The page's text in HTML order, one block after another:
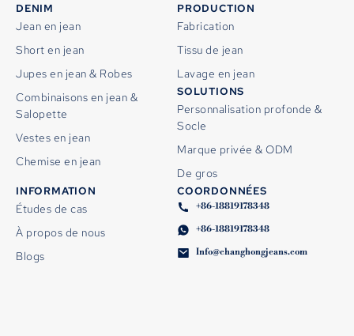
DENIM
Jean en jean
Short en jean
Jupes en jean & Robes
Combinaisons en jean &
Salopette
Vestes en jean
Chemise en jean
PRODUCTION
Fabrication
Tissu de jean
Lavage en jean
SOLUTIONS
Personnalisation profonde &
Socle
Marque privée & ODM
De gros
INFORMATION
Études de cas
À propos de nous
Blogs
COORDONNÉES
+86-18819178348
+86-18819178348
Info@changhongjeans.com